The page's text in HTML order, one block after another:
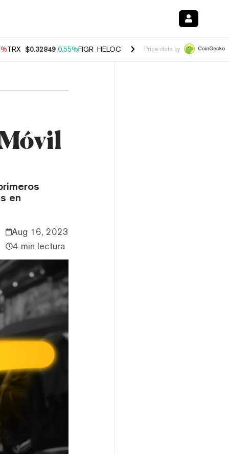
TRX $0.32849 0.55%FIGR_HELOC $1.032 2.95%HYPE $56.36
Price data by
en
Aug 16, 2023
4 min lectura